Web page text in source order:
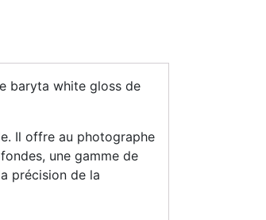
baryta white gloss de
Il offre au photographe
une gamme de
précision de la